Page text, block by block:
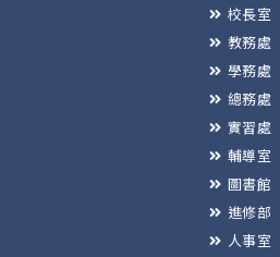
校長室
教務處
學務處
總務處
實習處
輔導室
圖書館
進修部
人事室